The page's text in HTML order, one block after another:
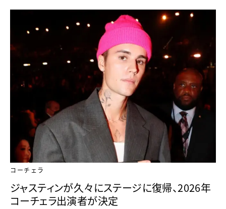
コーチェラ
ジャスティンが久々にステージに復帰、2026年
コーチェラ出演者が決定